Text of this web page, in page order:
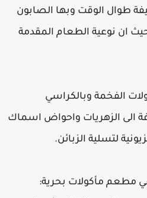
طوال الوقت وبها الصابون
ان نوعية الطعام المقدمة
الفخمة وبالكراسي
الى الزهريات واحواض اسماك
لتسلية الزبائن.
مطعم مأكولات بحرية: